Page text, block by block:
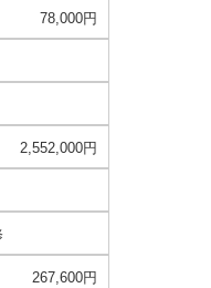
78,000円
2,552,000円
267,600円